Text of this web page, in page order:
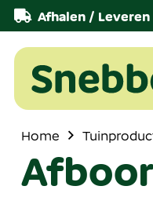
Afhalen / Leveren
Home